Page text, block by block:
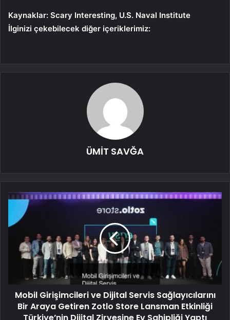
Kaynaklar: Scary Interesting, U.S. Naval Institute
İlginizi çekebilecek diğer içeriklerimiz:
ÜMİT SAVĞA
Mobil Girişimcileri ve Dijital Servis Sağlayıcılarını
Bir Araya Getiren Zotlo Store Lansman Etkinliği